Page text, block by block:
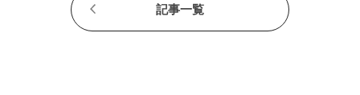
記事一覧